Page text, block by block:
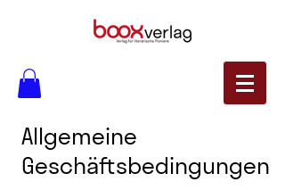
Allgemeine
Geschäftsbedingungen